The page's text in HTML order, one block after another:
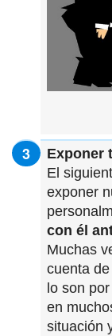
Exponer
El
exponer
con él
Muchas
cuenta
lo son
en
situación